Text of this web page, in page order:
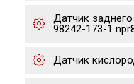
Датчик
98242-173-1
Датчик